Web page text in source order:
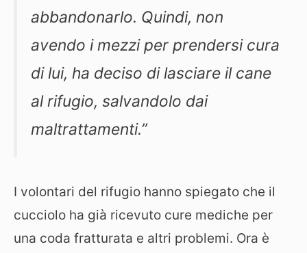
abbandonarlo. Quindi, non
avendo i mezzi per prendersi cura
di lui, ha deciso di lasciare il cane
al rifugio, salvandolo dai
maltrattamenti.”
I volontari del rifugio hanno spiegato che il
cucciolo ha già ricevuto cure mediche per
una coda fratturata e altri problemi. Ora è